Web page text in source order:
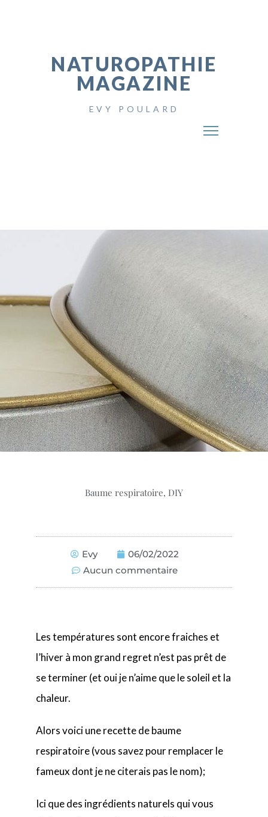
NATUROPATHIE
MAGAZINE
EVY POULARD
Baume respiratoire, DIY
Evy
06/02/2022
Aucun commentaire
Les températures sont encore fraiches et
l’hiver à mon grand regret n’est pas prêt de
se terminer (et oui je n’aime que le soleil et la
chaleur.
Alors voici une recette de baume
respiratoire (vous savez pour remplacer le
fameux dont je ne citerais pas le nom);
Ici que des ingrédients naturels qui vous